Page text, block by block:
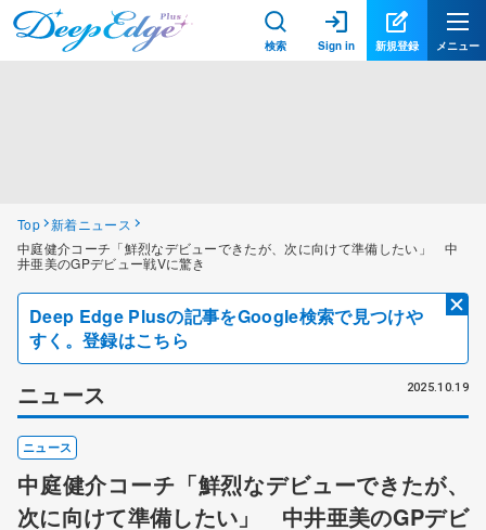
検索 Sign in 新規登録 メニュー
Top 新着ニュース
中庭健介コーチ「鮮烈なデビューできたが、次に向けて準備したい」 中
井亜美のGPデビュー戦Vに驚き
Deep Edge Plusの記事をGoogle検索で見つけや
すく。登録はこちら
ニュース 2025.10.19
ニュース
中庭健介コーチ「鮮烈なデビューできたが、
次に向けて準備したい」 中井亜美のGPデビ